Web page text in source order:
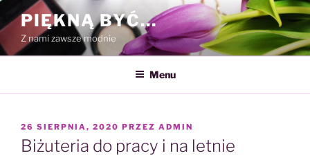
Przejdź
do
treści
PIĘKNĄ BYĆ…
Z nami zawsze modnie
Menu
OPUBLIKOWANE
W
26 SIERPNIA, 2020 PRZEZ ADMIN
Biżuteria do pracy i na letnie